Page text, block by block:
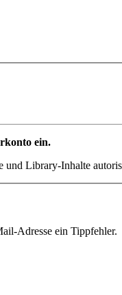
ein.
Library-Inhalte
Adresse ein Tippfehler.